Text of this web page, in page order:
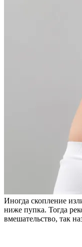
Иногда скопление
ниже пупка. Тогда
вмешательство, так